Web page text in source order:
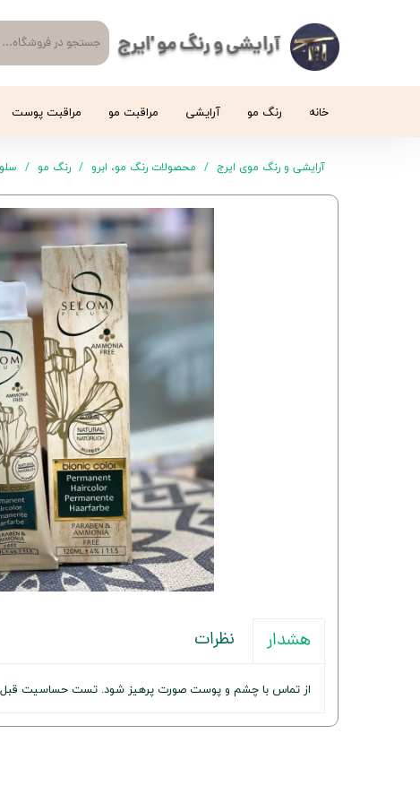
آرایشی و رنگ مو 'ایرج
خانه رنگ مو آرایشی مراقبت مو مراقبت پوست
آرایشی و رنگ موی ایرج محصولات رنگ مو، ابرو رنگ مو
هشدار نظرات
از تماس با چشم و پوست صورت پرهیز شود. تست حساسیت قبل